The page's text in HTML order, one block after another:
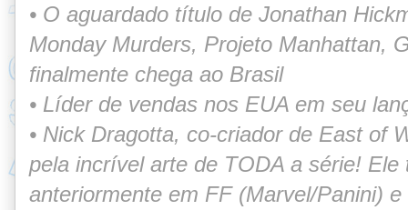
• O aguardado título de Jonathan
Monday Murders, Projeto Manhattan,
finalmente chega ao Brasil
• Líder de vendas nos EUA em seu
• Nick Dragotta, co-criador de East of
pela incrível arte de TODA a série! Ele
anteriormente em FF (Marvel/Panini)